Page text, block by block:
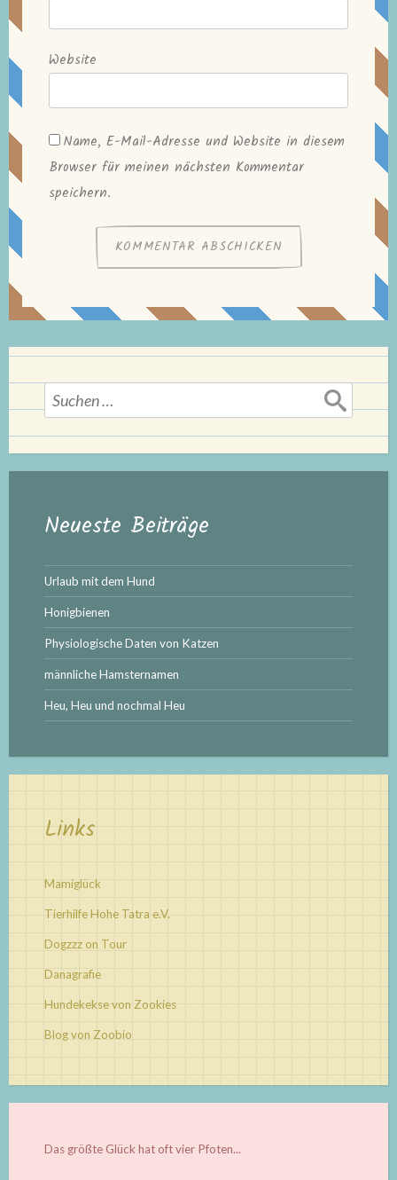
Website
Name, E-Mail-Adresse und Website in diesem
Browser für meinen nächsten Kommentar
speichern.
Suchen
nach:
Neueste Beiträge
Urlaub mit dem Hund
Honigbienen
Physiologische Daten von Katzen
männliche Hamsternamen
Heu, Heu und nochmal Heu
Links
Mamiglück
Tierhilfe Hohe Tatra e.V.
Dogzzz on Tour
Danagrafie
Hundekekse von Zookies
Blog von Zoobio
Das größte Glück hat oft vier Pfoten...